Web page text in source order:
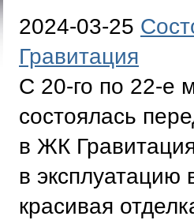
2024-03-25
Гравитация
С 20-го по 22-е
состоялась
в ЖК
в эксплуатацию
красивая